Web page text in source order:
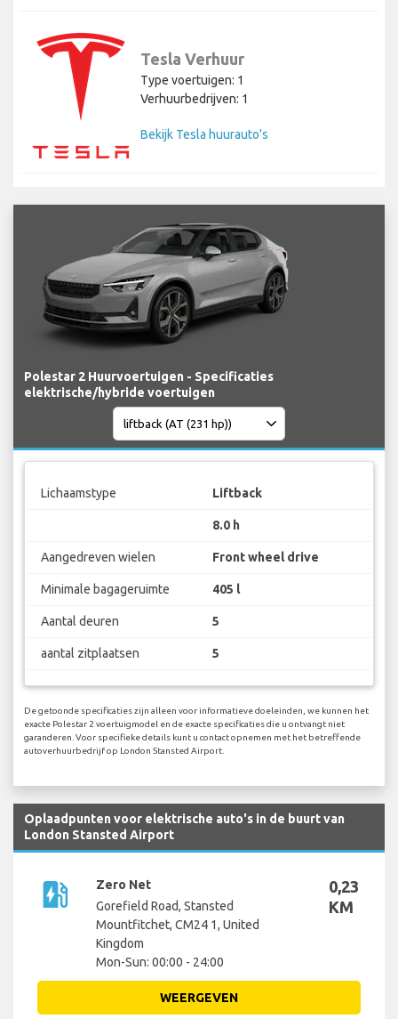
Tesla Verhuur
Type voertuigen: 1
Verhuurbedrijven: 1
Bekijk Tesla huurauto's
Polestar 2 Huurvoertuigen - Specificaties
elektrische/hybride voertuigen
Lichaamstype Liftback
8.0 h
Aangedreven wielen Front wheel drive
Minimale bagageruimte 405 l
Aantal deuren 5
aantal zitplaatsen 5
De getoonde specificaties zijn alleen voor informatieve doeleinden, we kunnen het
exacte Polestar 2 voertuigmodel en de exacte specificaties die u ontvangt niet
garanderen. Voor specifieke details kunt u contact opnemen met het betreffende
autoverhuurbedrijf op London Stansted Airport.
Oplaadpunten voor elektrische auto's in de buurt van
London Stansted Airport
ev_station
Zero Net
Gorefield Road, Stansted
Mountfitchet, CM24 1, United
Kingdom
Mon-Sun: 00:00 - 24:00
0,23
KM
WEERGEVEN